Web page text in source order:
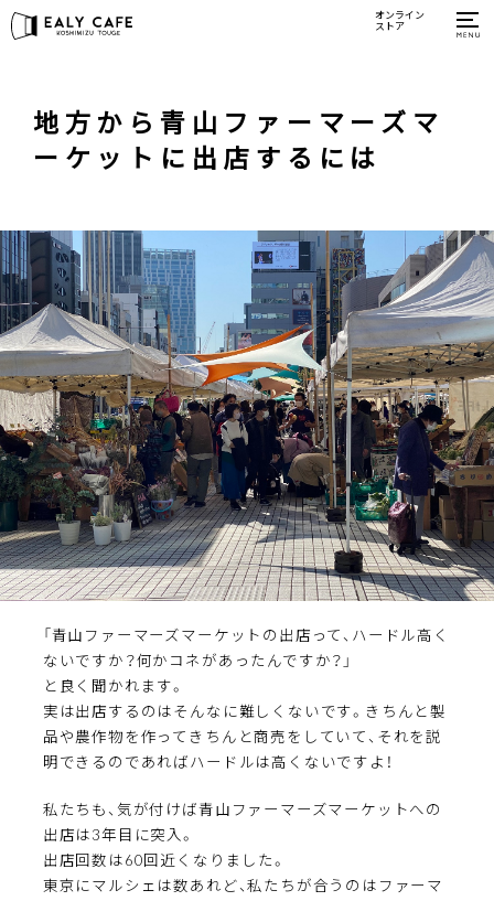
オンライン
ストア
地方から青山ファーマーズマ
ーケットに出店するには
「青山ファーマーズマーケットの出店って、ハードル高く
ないですか？何かコネがあったんですか？」
と良く聞かれます。
実は出店するのはそんなに難しくないです。きちんと製
品や農作物を作ってきちんと商売をしていて、それを説
明できるのであればハードルは高くないですよ！
私たちも、気が付けば青山ファーマーズマーケットへの
出店は3年目に突入。
出店回数は60回近くなりました。
東京にマルシェは数あれど、私たちが合うのはファーマ